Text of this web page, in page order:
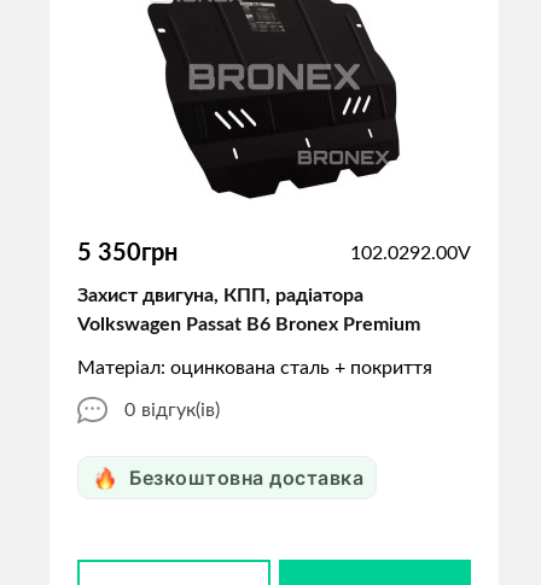
5 350грн 102.0292.00V
Захист двигуна, КПП, радіатора
Volkswagen Passat B6 Bronex Premium
Матеріал: оцинкована сталь + покриття
0 відгук(ів)
Безкоштовна доставка